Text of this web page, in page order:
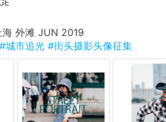
外滩 JUN 2019
#城市追光 #街头摄影头像征集